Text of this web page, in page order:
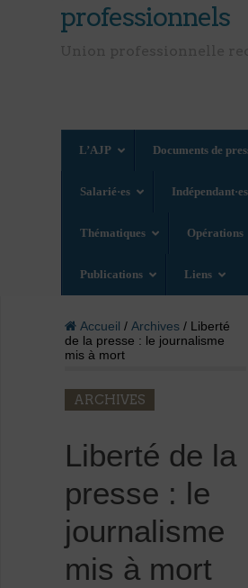
professionnels
L’AJP Documents de
Salarié·es Indépendant·es
Thématiques Opérations
Publications Liens
Accueil / Archives/ Liberté
de la presse : le journalisme
mis à mort
ARCHIVES
Liberté de la
presse : le
journalisme
mis à mort